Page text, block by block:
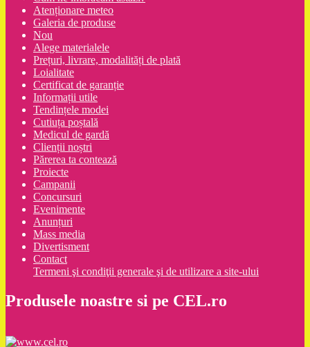
Atenționare meteo
Galeria de produse
Nou
Alege materialele
Prețuri, livrare, modalități de plată
Loialitate
Certificat de garanție
Informații utile
Tendințele modei
Cutiuța poștală
Medicul de gardă
Clienții noștri
Părerea ta contează
Proiecte
Campanii
Concursuri
Evenimente
Anunțuri
Mass media
Divertisment
Contact
Termeni şi condiţii generale şi de utilizare a site-ului
Produsele noastre si pe CEL.ro